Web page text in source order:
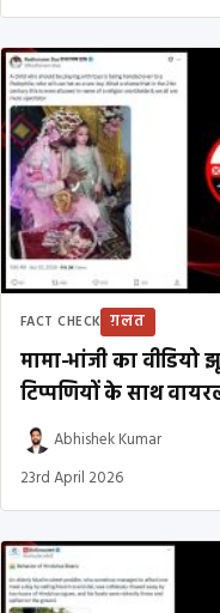
FACT CHECK ग़लत
मामा-भांजी का
टिप्पणियों के साथ
Abhishek Kumar
23rd April 2026